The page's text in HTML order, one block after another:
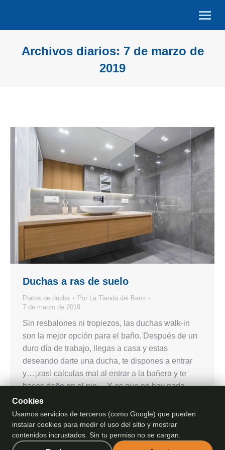
Archivos diarios: 7 de marzo de
2019
Duchas a ras de suelo
Platos de ducha Por
La Tienda del Bano
7 de marzo de 2019
Sin resbalones ni tropiezos, las duchas walk-in
son la mejor opción para el baño. Después de un
duro día de trabajo, llegas a casa y estas
deseando darte una ducha, te dispones a entrar
y…¡zas! calculas mal al entrar a la bañera y te
haces daño en el pie… Y es que no hay nada…
Cookies
Usamos servicios de terceros (como Google) que pueden
instalar cookies para medir el uso del sitio y mostrar
contenidos incrustados. Sin tu permiso no se cargan.